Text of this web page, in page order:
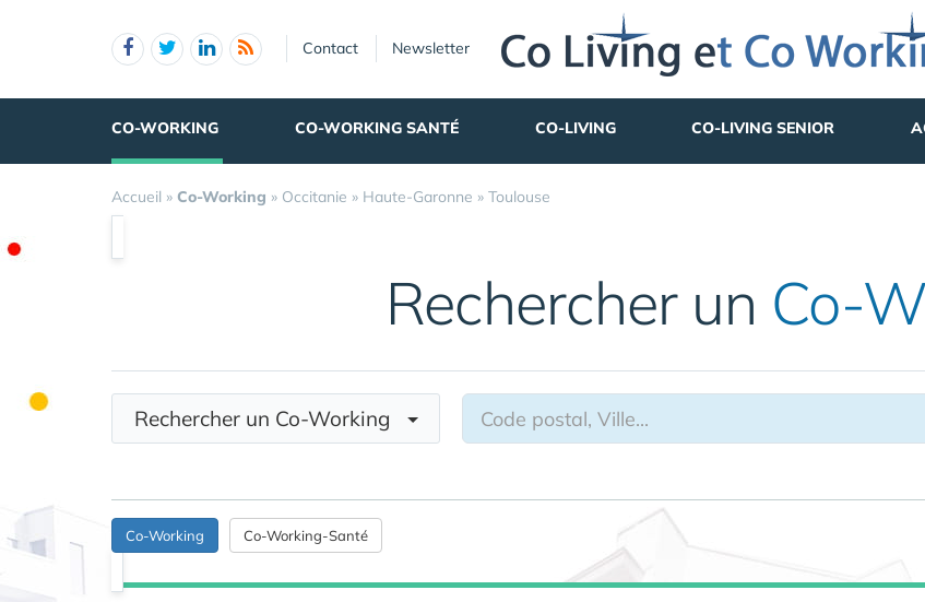
Contact Newsletter
CO-WORKING CO-WORKING SANTÉ CO-LIVING CO-LIVING SENIOR
Accueil » Co-Working » Occitanie » Haute-Garonne » Toulouse
Rechercher un Co-
Rechercher un Co-Working
Co-Working Co-Working-Santé